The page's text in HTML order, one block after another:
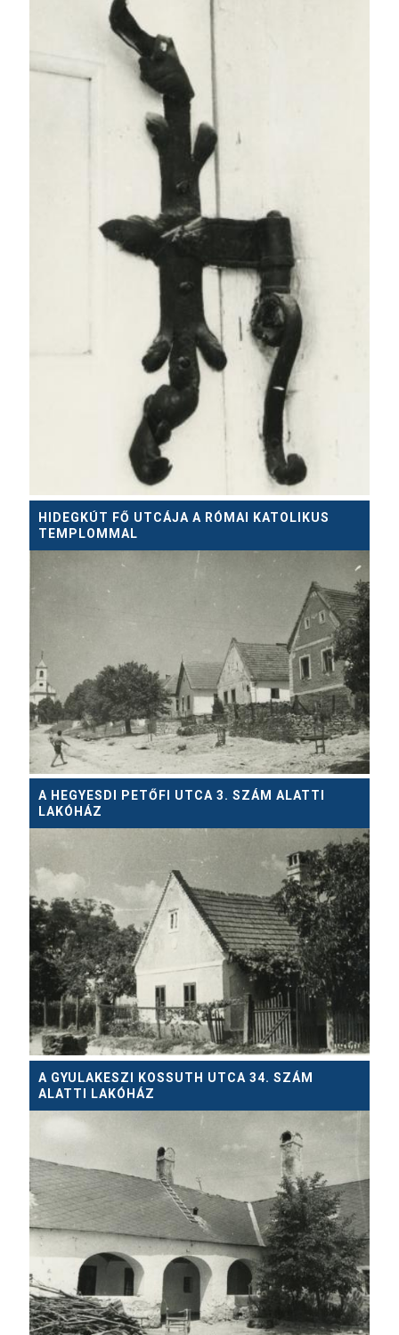
HIDEGKÚT FŐ UTCÁJA A RÓMAI KATOLIKUS
TEMPLOMMAL
A HEGYESDI PETŐFI UTCA 3. SZÁM ALATTI
LAKÓHÁZ
A GYULAKESZI KOSSUTH UTCA 34. SZÁM
ALATTI LAKÓHÁZ